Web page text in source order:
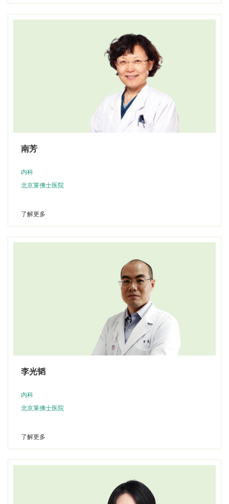
南芳
内科
北京莱佛士医院
了解更多
李光韬
内科
北京莱佛士医院
了解更多